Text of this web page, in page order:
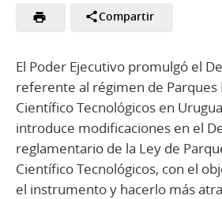
Compartir
El Poder Ejecutivo promulgó el
referente al régimen de Parques
Científico Tecnológicos en
introduce modificaciones en el
reglamentario de la Ley de
Científico Tecnológicos, con el
el instrumento y hacerlo más